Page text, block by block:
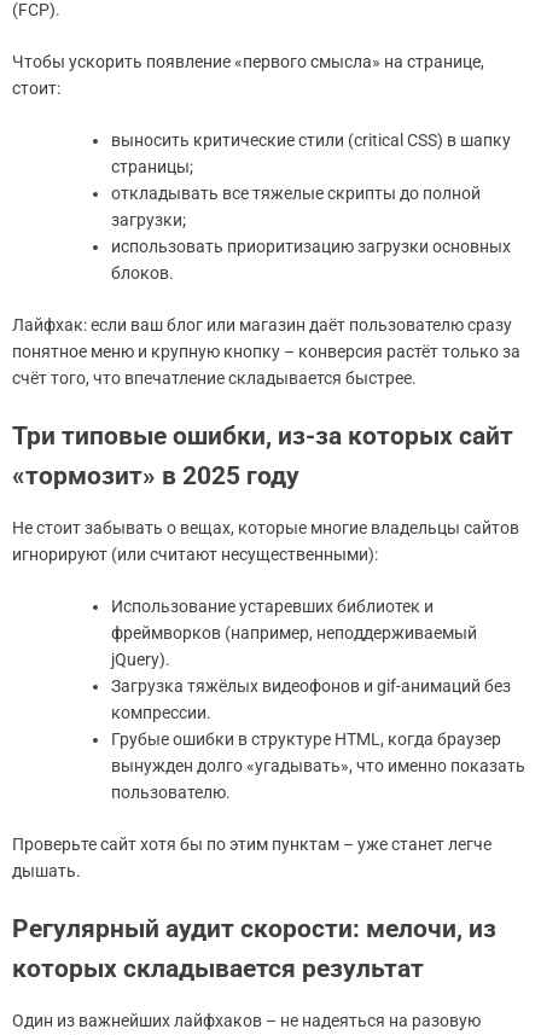
(FCP).
Чтобы ускорить появление «первого смысла» на странице,
стоит:
выносить критические стили (critical CSS) в шапку
страницы;
откладывать все тяжелые скрипты до полной
загрузки;
использовать приоритизацию загрузки основных
блоков.
Лайфхак: если ваш блог или магазин даёт пользователю сразу
понятное меню и крупную кнопку – конверсия растёт только за
счёт того, что впечатление складывается быстрее.
Три типовые ошибки, из-за которых сайт
«тормозит» в 2025 году
Не стоит забывать о вещах, которые многие владельцы сайтов
игнорируют (или считают несущественными):
Использование устаревших библиотек и
фреймворков (например, неподдерживаемый
jQuery).
Загрузка тяжёлых видеофонов и gif-анимаций без
компрессии.
Грубые ошибки в структуре HTML, когда браузер
вынужден долго «угадывать», что именно показать
пользователю.
Проверьте сайт хотя бы по этим пунктам – уже станет легче
дышать.
Регулярный аудит скорости: мелочи, из
которых складывается результат
Один из важнейших лайфхаков – не надеяться на разовую